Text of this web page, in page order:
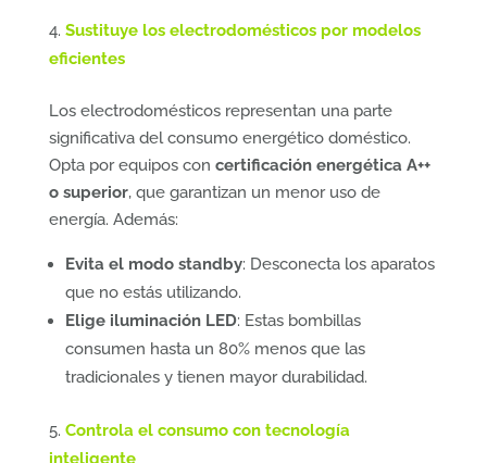
Sustituye los electrodomésticos por modelos
eficientes
Los electrodomésticos representan una parte
significativa del consumo energético doméstico.
Opta por equipos con certificación energética A++
o superior, que garantizan un menor uso de
energía. Además:
Evita el modo standby: Desconecta los aparatos
que no estás utilizando.
Elige iluminación LED: Estas bombillas
consumen hasta un 80% menos que las
tradicionales y tienen mayor durabilidad.
Controla el consumo con tecnología
inteligente